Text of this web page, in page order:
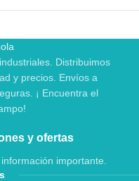
Distribuimos
y precios. Envíos a
¡ Encuentra el
y ofertas
importante.